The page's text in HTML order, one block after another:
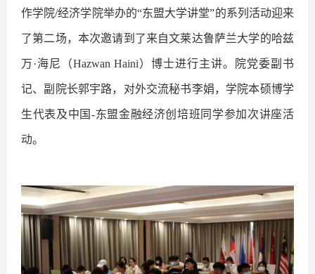
作学院/经济学院举办的“东盟大学讲堂”的系列活动迎来
了第二场，本次邀请到了来自文莱达鲁萨兰大学的哈兹
万·海尼（Hazwan Haini）博士进行主讲。院党委副书
记、副院长郭宇路，对外交流秘书李娟，学院本硕博学
生代表及中国 -东盟金融经济创培班同学参加次讲座活
动。